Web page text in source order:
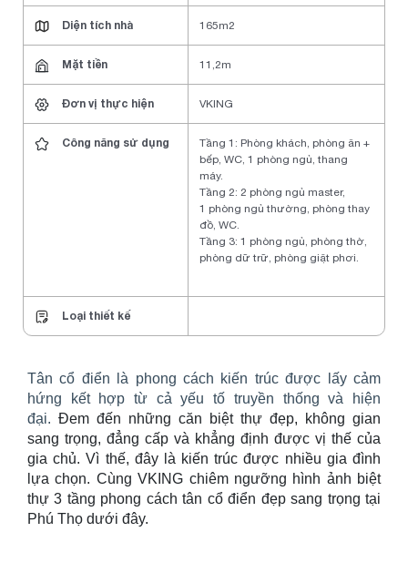
Diện tích nhà 165m2
Mặt tiền 11,2m
Đơn vị thực hiện VKING
Công năng sử dụng
Tầng 1: Phòng khách, phòng ăn +
bếp, WC, 1 phòng ngủ, thang
máy.
Tầng 2: 2 phòng ngủ master,
1 phòng ngủ thường, phòng thay
đồ, WC.
Tầng 3: 1 phòng ngủ, phòng thờ,
phòng dữ trữ, phòng giặt phơi.
Loại thiết kế
Tân cổ điển là phong cách kiến trúc được lấy cảm
hứng kết hợp từ cả yếu tố truyền thống và hiện
đại. Đem đến những căn biệt thự đẹp, không gian
sang trọng, đẳng cấp và khẳng định được vị thế của
gia chủ. Vì thế, đây là kiến trúc được nhiều gia đình
lựa chọn. Cùng VKING chiêm ngưỡng hình ảnh biệt
thự 3 tầng phong cách tân cổ điển đẹp sang trọng tại
Phú Thọ dưới đây.